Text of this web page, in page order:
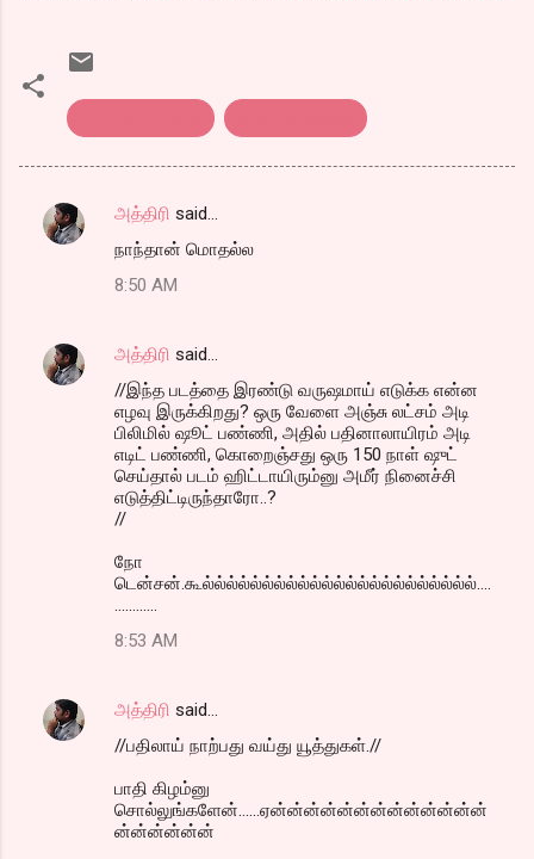
C
e
அத்திரி said…
நாந்தான் மொதல்ல
8:50 AM
அத்திரி said…
//இந்த படத்தை இரண்டு வருஷமாய் எடுக்க என்ன
எழவு இருக்கிறது? ஒரு வேளை அஞ்சு லட்சம் அடி
பிலிமில் ஷூட் பண்ணி, அதில் பதினாலாயிரம் அடி
எடிட் பண்ணி, கொறைஞ்சது ஒரு 150 நாள் ஷுட்
செய்தால் படம் ஹிட்டாயிரும்னு அமீர் நினைச்சி
எடுத்திட்டிருந்தாரோ..?
//
நோ
டென்சன்.கூல்ல்ல்ல்ல்ல்ல்ல்ல்ல்ல்ல்ல்ல்ல்ல்ல்ல்ல்ல்ல்ல்ல்....
8:53 AM
அத்திரி said…
//பதிலாய் நாற்பது வய்து யூத்துகள்.//
பாதி கிழம்னு
சொல்லுங்களேன்......ஏன்ன்ன்ன்ன்ன்ன்ன்ன்ன்ன்ன்ன்
ன்ன்ன்ன்ன்ன்